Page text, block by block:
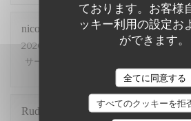
ております。お客様
ッキー利用の設定お
ができます。
全てに同意する
すべてのクッキーを拒
nicolas
2026-07-24
- 19:30 - ゲスト 4
サービス
Rudy